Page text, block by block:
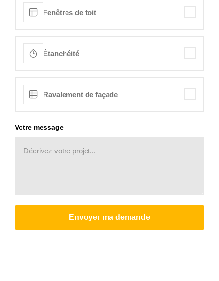
Fenêtres de toit
Étanchéité
Ravalement de façade
Votre message
Envoyer ma demande